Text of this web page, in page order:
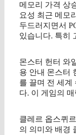
메모리 가격 상
요성 최근 메모
두드러지면서
있습니다. 특히
몬스터 헌터 와
용 안내 몬스터
를 끌며 전 세계
다. 이 게임의
클레르 옵스퀴
의 의미와 배경